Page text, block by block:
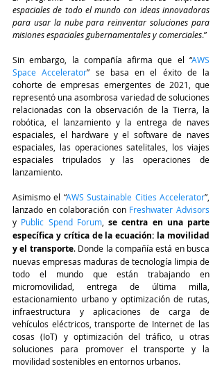
espaciales de todo el mundo con ideas innovadoras
para usar la nube para reinventar soluciones para
misiones espaciales gubernamentales y comerciales.”
Sin embargo, la compañía afirma que el “AWS
Space Accelerator” se basa en el éxito de la
cohorte de empresas emergentes de 2021, que
representó una asombrosa variedad de soluciones
relacionadas con la observación de la Tierra, la
robótica, el lanzamiento y la entrega de naves
espaciales, el hardware y el software de naves
espaciales, las operaciones satelitales, los viajes
espaciales tripulados y las operaciones de
lanzamiento.
Asimismo el “AWS Sustainable Cities Accelerator”,
lanzado en colaboración con Freshwater Advisors
y Public Spend Forum, se centra en una parte
específica y crítica de la ecuación: la movilidad
y el transporte. Donde la compañía está en busca
nuevas empresas maduras de tecnología limpia de
todo el mundo que están trabajando en
micromovilidad, entrega de última milla,
estacionamiento urbano y optimización de rutas,
infraestructura y aplicaciones de carga de
vehículos eléctricos, transporte de Internet de las
cosas (IoT) y optimización del tráfico, u otras
soluciones para promover el transporte y la
movilidad sostenibles en entornos urbanos.